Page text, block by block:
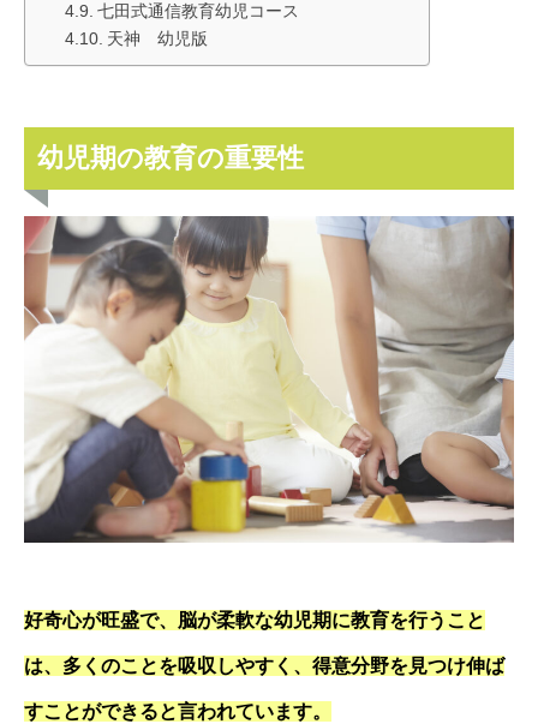
七田式通信教育幼児コース
天神 幼児版
幼児期の教育の重要性
好奇心が旺盛で、脳が柔軟な幼児期に教育を行うこと
は、多くのことを吸収しやすく、得意分野を見つけ伸ば
すことができると言われています。